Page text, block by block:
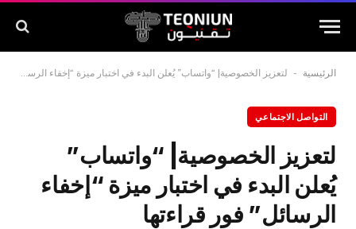
الرئيسية - لتعزيز الخصوصية| “واتساب” يُعلن البدء في اختبار ميزة “إخفاء الرسائل” فور قراءتها
التواصل الاجتماعي
لتعزيز الخصوصية| “واتساب”
يُعلن البدء في اختبار ميزة “إخفاء
الرسائل” فور قراءتها